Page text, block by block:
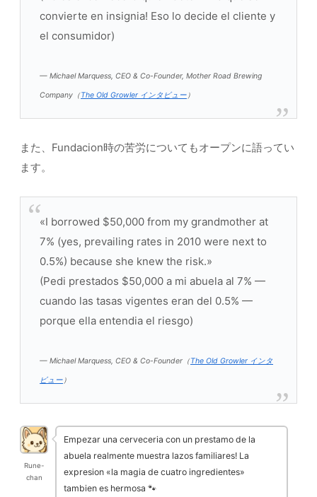
convierte en insignia! Eso lo decide el cliente y
el consumidor)
— Michael Marquess, CEO & Co-Founder, Mother Road Brewing
Company（The Old Growler インタビュー）
また、Fundacion時の苦労についてもオープンに語ってい
ます。
«I borrowed $50,000 from my grandmother at
7% (yes, prevailing rates in 2010 were next to
0.5%) because she knew the risk.»
(Pedi prestados $50,000 a mi abuela al 7% —
cuando las tasas vigentes eran del 0.5% —
porque ella entendia el riesgo)
— Michael Marquess, CEO & Co-Founder（The Old Growler インタ
ビュー）
Rune-
chan
Empezar una cerveceria con un prestamo de la
abuela realmente muestra lazos familiares! La
expresion «la magia de cuatro ingredientes»
tambien es hermosa 🐾